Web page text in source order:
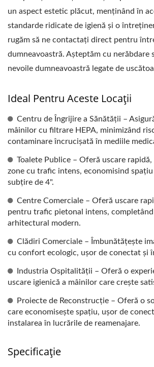
un aspect estetic plăcut, menținând în
standarde ridicate de igienă și o
rugăm să ne contactați direct pentru
dumneavoastră. Așteptăm cu nerăbdare
nevoile dumneavoastră legate de
Ideal Pentru Aceste Locații
Centru de Îngrijire a Sănătății –
mâinilor cu filtrare HEPA, minimizând
contaminare încrucișată în mediile
Toalete Publice – Oferă uscare
zone cu trafic intens, economisind
subțire de 4".
Centre Comerciale – Oferă uscare
pentru trafic pietonal intens, completând
arhitectural modern.
Clădiri Comerciale – Îmbunătățește
cu confort ecologic, ușor de conectat și
Industria Ospitalității – Oferă o
uscare igienică a mâinilor care crește
Proiecte de Reconstrucție – Oferă o
care economisește spațiu, ușor de
instalarea în lucrările de reamenajare.
Specificație